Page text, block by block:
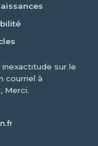
sur le
courriel à
Merci.